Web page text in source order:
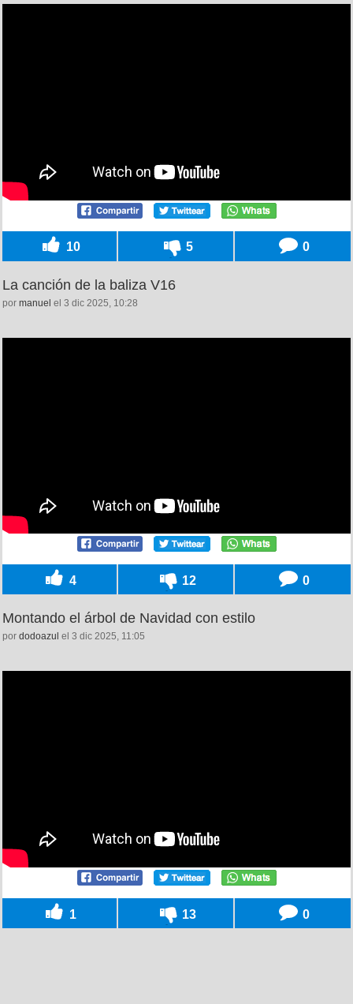
10 5 0
La canción de la baliza V16
por manuel el 3 dic 2025, 10:28
4 12 0
Montando el árbol de Navidad con estilo
por dodoazul el 3 dic 2025, 11:05
1 13 0